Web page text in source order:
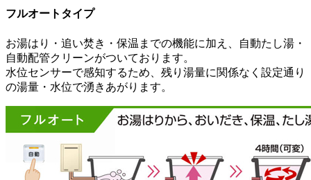
フルオートタイプ
お湯はり・追い焚き・保温までの機能に加え、自動たし湯・
自動配管クリーンがついております。
水位センサーで感知するため、残り湯量に関係なく設定通り
の湯量・水位で湧きあがります。